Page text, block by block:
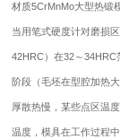
材质5CrMnMo大型热锻
当用笔式硬度计对磨损
42HRC）在32～
阶段（毛坯在型腔加热
厚散热慢，某些点区温
温度，模具在工作过程